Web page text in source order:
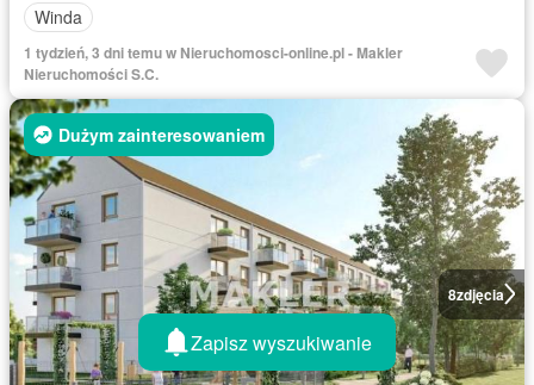
Winda
1 tydzień, 3 dni temu w Nieruchomosci-online.pl - Makler
Nieruchomości S.C.
8zdjęcia
Dużym zainteresowaniem
Zapisz wyszukiwanie